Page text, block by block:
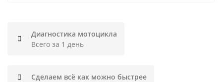
Диагностика мотоцикла
Всего за 1 день
Сделаем всё как можно быстрее